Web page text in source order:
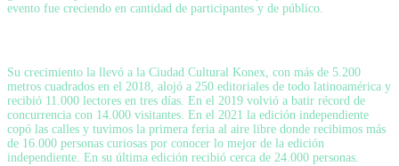
evento fue creciendo en cantidad de participantes y de público.
Su crecimiento la llevó a la Ciudad Cultural Konex, con más de 5.200
metros cuadrados en el 2018, alojó a 250 editoriales de todo latinoamérica y
recibió 11.000 lectores en tres días. En el 2019 volvió a batir récord de
concurrencia con 14.000 visitantes. En el 2021 la edición independiente
copó las calles y tuvimos la primera feria al aire libre donde recibimos más
de 16.000 personas curiosas por conocer lo mejor de la edición
independiente. En su última edición recibió cerca de 24.000 personas.